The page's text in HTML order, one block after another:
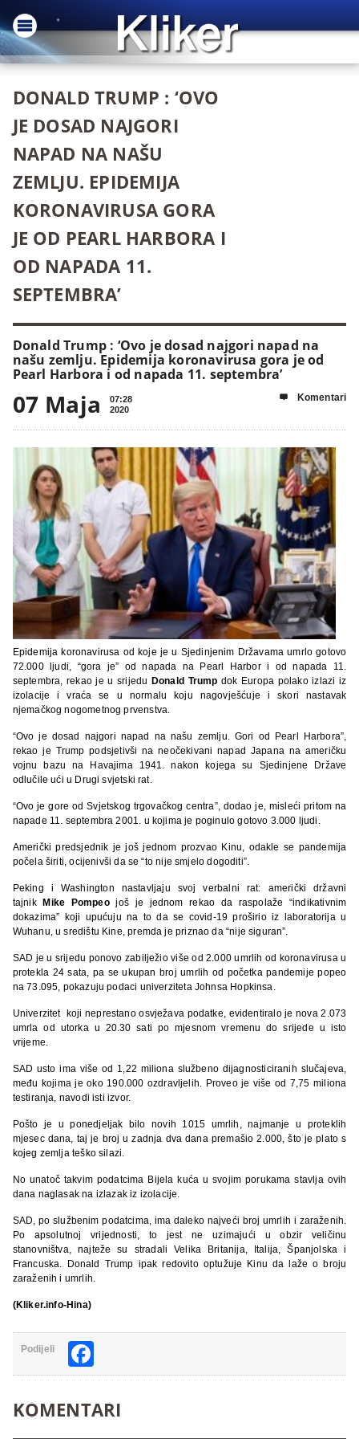
DONALD TRUMP : ‘OVO
JE DOSAD NAJGORI
NAPAD NA NAŠU
ZEMLJU. EPIDEMIJA
KORONAVIRUSA GORA
JE OD PEARL HARBORA I
OD NAPADA 11.
SEPTEMBRA’
Donald Trump : ‘Ovo je dosad najgori napad na
našu zemlju. Epidemija koronavirusa gora je od
Pearl Harbora i od napada 11. septembra’
07 Maja
07:28
2020
 Komentari
Epidemija koronavirusa od koje je u Sjedinjenim Državama umrlo gotovo
72.000 ljudi, “gora je” od napada na Pearl Harbor i od napada 11.
septembra, rekao je u srijedu Donald Trump dok Europa polako izlazi iz
izolacije i vraća se u normalu koju nagovješćuje i skori nastavak
njemačkog nogometnog prvenstva.
“Ovo je dosad najgori napad na našu zemlju. Gori od Pearl Harbora”,
rekao je Trump podsjetivši na neočekivani napad Japana na američku
vojnu bazu na Havajima 1941. nakon kojega su Sjedinjene Države
odlučile ući u Drugi svjetski rat.
“Ovo je gore od Svjetskog trgovačkog centra”, dodao je, misleći pritom na
napade 11. septembra 2001. u kojima je poginulo gotovo 3.000 ljudi.
Američki predsjednik je još jednom prozvao Kinu, odakle se pandemija
počela širiti, ocijenivši da se “to nije smjelo dogoditi”.
Peking i Washington nastavljaju svoj verbalni rat: američki državni
tajnikMike Pompeojoš je jednom rekao da raspolaže “indikativnim
dokazima” koji upućuju na to da se covid-19 proširio iz laboratorija u
Wuhanu, u središtu Kine, premda je priznao da “nije siguran”.
SAD je u srijedu ponovo zabilježio više od 2.000 umrlih od koronavirusa u
protekla 24 sata, pa se ukupan broj umrlih od početka pandemije popeo
na 73.095, pokazuju podaci univerziteta Johnsa Hopkinsa.
Univerzitet koji neprestano osvježava podatke, evidentiralo je nova 2.073
umrla od utorka u 20.30 sati po mjesnom vremenu do srijede u isto
vrijeme.
SAD usto ima više od 1,22 miliona službeno dijagnosticiranih slučajeva,
među kojima je oko 190.000 ozdravljelih. Proveo je više od 7,75 miliona
testiranja, navodi isti izvor.
Pošto je u ponedjeljak bilo novih 1015 umrlih, najmanje u proteklih
mjesec dana, taj je broj u zadnja dva dana premašio 2.000, što je plato s
kojeg zemlja teško silazi.
No unatoč takvim podatcima Bijela kuća u svojim porukama stavlja ovih
dana naglasak na izlazak iz izolacije.
SAD, po službenim podatcima, ima daleko najveći broj umrlih i zaraženih.
Po apsolutnoj vrijednosti, to jest ne uzimajući u obzir veličinu
stanovništva, najteže su stradali Velika Britanija, Italija, Španjolska i
Francuska. Donald Trump ipak redovito optužuje Kinu da laže o broju
zaraženih i umrlih.
(Kliker.info-Hina)
Podijeli
KOMENTARI